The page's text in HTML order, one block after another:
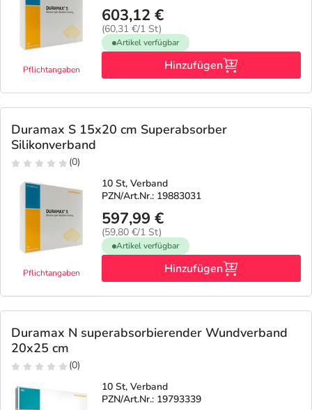
Pflichtangaben
603,12 €
(60,31 €/1 St)
Artikel verfügbar
Hinzufügen
Duramax S 15x20 cm Superabsorber
Silikonverband
(0)
Pflichtangaben
10 St, Verband
PZN/Art.Nr.: 19883031
597,99 €
(59,80 €/1 St)
Artikel verfügbar
Hinzufügen
Duramax N superabsorbierender Wundverband
20x25 cm
(0)
10 St, Verband
PZN/Art.Nr.: 19793339